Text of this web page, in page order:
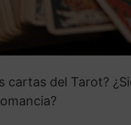
cartas del Tarot?